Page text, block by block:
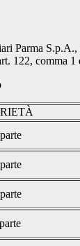
Parma
122, comma